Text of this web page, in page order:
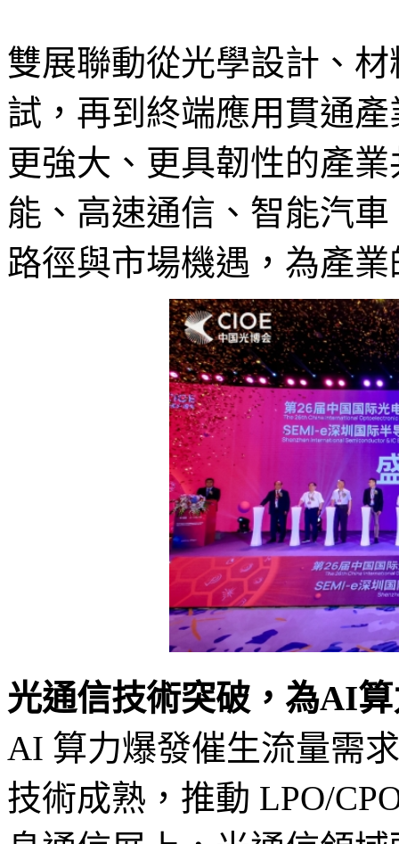
雙展聯動從光學設計、
試，再到終端應用貫通
更強大、更具韌性的產
能、高速通信、智能汽
路徑與市場機遇，為產
光通信技術突破，為AI
AI 算力爆發催生流量需
技術成熟，推動 LPO/